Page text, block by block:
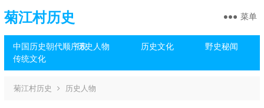
菊江村历史
中国历史朝代顺序表历史人物 历史文化
野史秘闻
传统文化
菜单
菊江村历史 历史人物